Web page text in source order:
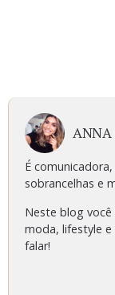
ANNA
É
sobrancelhas e
Neste blog
moda, lifestyle
falar!